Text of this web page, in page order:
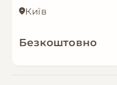
Київ
Безкоштовно